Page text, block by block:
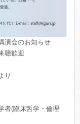
演会のお知らせ
歓迎
り
者(臨床哲学・倫理